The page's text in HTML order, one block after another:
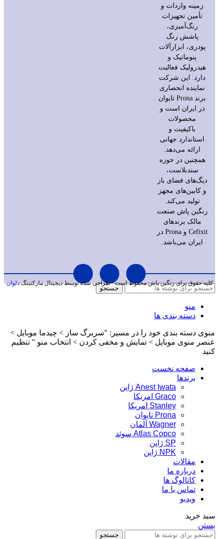
زمینه واردات و
تأمین تجهیزات
رنگ‌آمیزی،
پاشش رنگ
پودری، ابزارآلات
پنوماتیک و
هیدرولیک فعالیت
دارد. این شرکت
نماینده انحصاری
برند Prona تایوان
در ایران است و
محصولات
باکیفیت و
استاندارد جهانی
ارائه می‌دهد.
همچنین در حوزه
سندبلاست،
دیگ‌های فضای باز
و کابین‌های مجهز
تولید می‌کند.
رنگین پاش صنعت
مالک برندهای
Cefixit و Prona در
ایران می‌باشد.
کلیه حقوق برای رنگین پاش محفوظ است طراحی شده توسط دیجیتال مارکتینگدلوان
جستجو
منو
دسته بندی ها
منوی دسته بندی خود را در مسیر: "سربرگ ساز > چیدما موبایل >
عنصر منوی موبایل > نمایش و مخفی کردن > انتخاب منو " تنظیم
کنید
صفحه نخست
برندها
Anest Iwata ژاپن
Graco امریکا
Stanley امریکا
Prona تایوان
Wagner آلمان
Atlas Copco سوئد
SP ژاپن
NPK ژاپن
مقالات
درباره ما
کاتالوگ ها
تماس با ما
ویدیو
سبد خرید
بستن
جستجو